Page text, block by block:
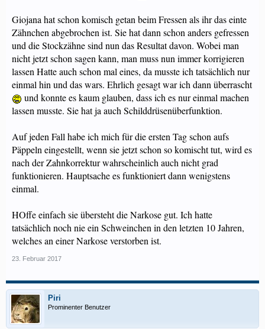
Giojana hat schon komisch getan beim Fressen als ihr das einte
Zähnchen abgebrochen ist. Sie hat dann schon anders gefressen
und die Stockzähne sind nun das Resultat davon. Wobei man
nicht jetzt schon sagen kann, man muss nun immer korrigieren
lassen Hatte auch schon mal eines, da musste ich tatsächlich nur
einmal hin und das wars. Ehrlich gesagt war ich dann überrascht
und konnte es kaum glauben, dass ich es nur einmal machen
lassen musste. Sie hat ja auch Schilddrüsenüberfunktion.
Auf jeden Fall habe ich mich für die ersten Tag schon aufs
Päppeln eingestellt, wenn sie jetzt schon so komischt tut, wird es
nach der Zahnkorrektur wahrscheinlich auch nicht grad
funktionieren. Hauptsache es funktioniert dann wenigstens
einmal.
HOffe einfach sie übersteht die Narkose gut. Ich hatte
tatsächlich noch nie ein Schweinchen in den letzten 10 Jahren,
welches an einer Narkose verstorben ist.
23. Februar 2017
Piri
Prominenter Benutzer